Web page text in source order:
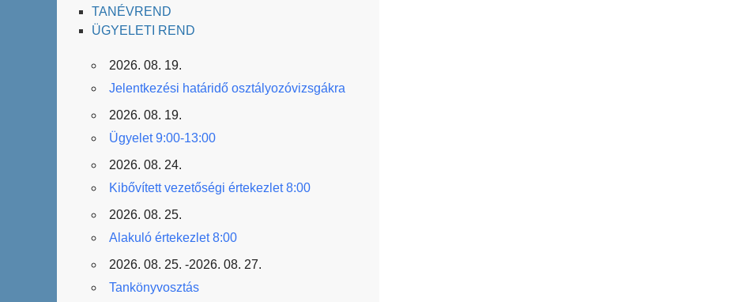
TANÉVREND
ÜGYELETI REND
2026. 08. 19.
Jelentkezési határidő osztályozóvizsgákra
2026. 08. 19.
Ügyelet 9:00-13:00
2026. 08. 24.
Kibővített vezetőségi értekezlet 8:00
2026. 08. 25.
Alakuló értekezlet 8:00
2026. 08. 25. -2026. 08. 27.
Tankönyvosztás